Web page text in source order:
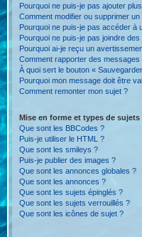
Pourquoi ne puis-je pas ajouter
Comment modifier ou supprimer
Pourquoi ne puis-je pas accéder à
Pourquoi ne puis-je pas joindre
Pourquoi ai-je reçu un
Comment rapporter des
À quoi sert le bouton «
Pourquoi mon message doit être
Comment remonter mon sujet ?
Mise en forme et types de sujets
Que sont les BBCodes ?
Puis-je utiliser le HTML ?
Que sont les smileys ?
Puis-je publier des images ?
Que sont les annonces globales ?
Que sont les annonces ?
Que sont les sujets épinglés ?
Que sont les sujets verrouillés ?
Que sont les icônes de sujet ?